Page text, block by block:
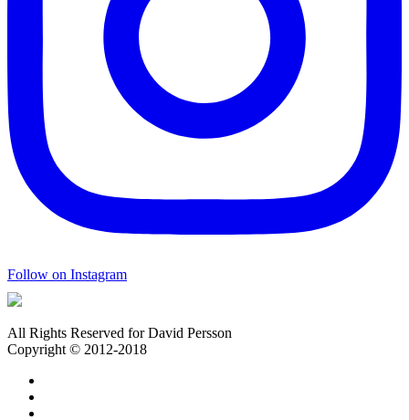
Follow on Instagram
All Rights Reserved for David Persson
Copyright © 2012-2018